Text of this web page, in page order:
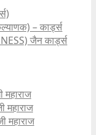
– कार्ड्स
जैन कार्ड्स
महाराज
महाराज
महाराज